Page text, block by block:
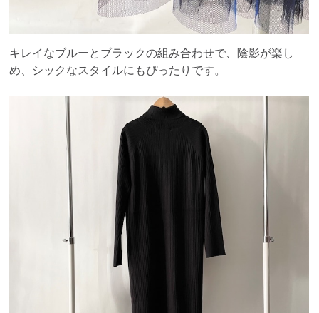
キレイなブルーとブラックの組み合わせで、陰影が楽し
め、シックなスタイルにもぴったりです。